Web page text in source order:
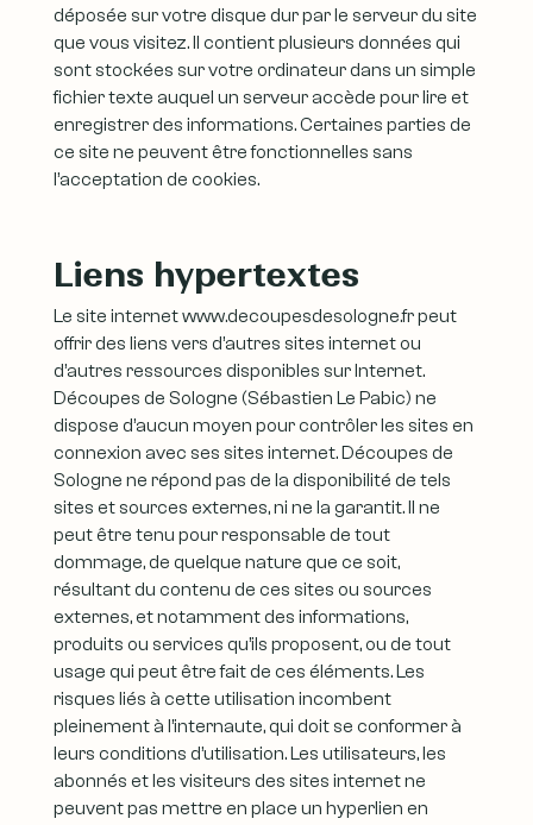
déposée sur votre disque dur par le serveur du site
que vous visitez. Il contient plusieurs données qui
sont stockées sur votre ordinateur dans un simple
fichier texte auquel un serveur accède pour lire et
enregistrer des informations. Certaines parties de
ce site ne peuvent être fonctionnelles sans
l’acceptation de cookies.
Liens hypertextes
Le site internet www.decoupesdesologne.fr peut
offrir des liens vers d’autres sites internet ou
d’autres ressources disponibles sur Internet.
Découpes de Sologne (Sébastien Le Pabic) ne
dispose d’aucun moyen pour contrôler les sites en
connexion avec ses sites internet. Découpes de
Sologne ne répond pas de la disponibilité de tels
sites et sources externes, ni ne la garantit. Il ne
peut être tenu pour responsable de tout
dommage, de quelque nature que ce soit,
résultant du contenu de ces sites ou sources
externes, et notamment des informations,
produits ou services qu’ils proposent, ou de tout
usage qui peut être fait de ces éléments. Les
risques liés à cette utilisation incombent
pleinement à l’internaute, qui doit se conformer à
leurs conditions d’utilisation. Les utilisateurs, les
abonnés et les visiteurs des sites internet ne
peuvent pas mettre en place un hyperlien en